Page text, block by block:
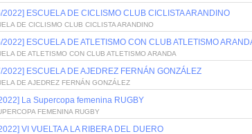
2022] ESCUELA DE CICLISMO CLUB CICLISTA ARANDINO
DE CICLISMO CLUB CICLISTA ARANDINO
2022] ESCUELA DE ATLETISMO CON CLUB ATLETISMO
DE ATLETISMO CON CLUB ATLETISMO ARANDA
2022] ESCUELA DE AJEDREZ FERNÁN GONZÁLEZ
DE AJEDREZ FERNÁN GONZÁLEZ
La Supercopa femenina RUGBY
FEMENINA RUGBY
VI VUELTA A LA RIBERA DEL DUERO